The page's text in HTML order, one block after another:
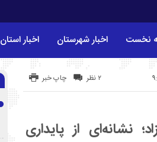
نخست اخبار شهرستان اخبار استان
چاپ خبر ۲ نظر
نشانه‌ای از پایداری